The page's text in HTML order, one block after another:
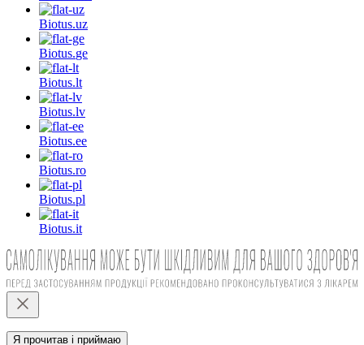
Biotus.uz
Biotus.ge
Biotus.lt
Biotus.lv
Biotus.ee
Biotus.ro
Biotus.pl
Biotus.it
Я прочитав і приймаю